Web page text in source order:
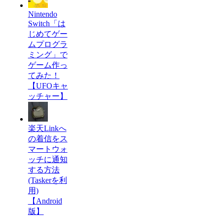
Nintendo
Switch「は
じめてゲー
ムプログラ
ミング」で
ゲーム作っ
てみた！
【UFOキャ
ッチャー】
楽天Linkへ
の着信をス
マートウォ
ッチに通知
する方法
(Taskerを利
用)
【Android
版】